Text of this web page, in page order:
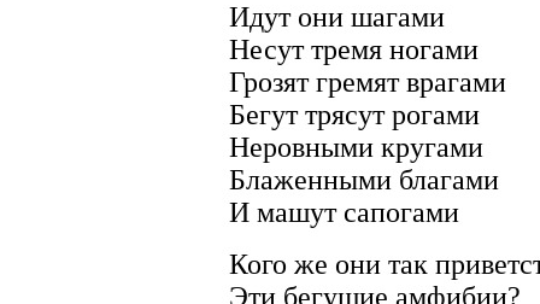
Идут они шагами
Несут тремя ногами
Грозят гремят врагами
Бегут трясут рогами
Неровными кругами
Блаженными благами
И машут сапогами
Кого же они так
Эти бегущие амфибии?